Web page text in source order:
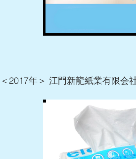
＜2017年＞ 江門新龍紙業有限会